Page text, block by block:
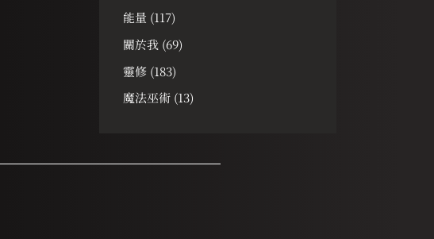
能量 (117)
關於我(69)
靈修(183)
魔法巫術(13)